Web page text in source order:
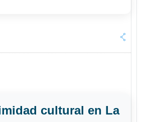
cultural en La